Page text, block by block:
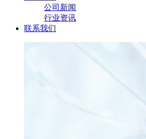
公司新闻
行业资讯
联系我们